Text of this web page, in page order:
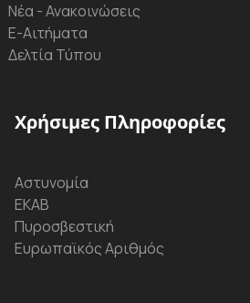
Νέα - Ανακοινώσεις
Ε-Αιτήματα
Δελτία Τύπου
Χρήσιμες Πληροφορίες
Αστυνομία
ΕΚΑΒ
Πυροσβεστική
Ευρωπαϊκός Αριθμός